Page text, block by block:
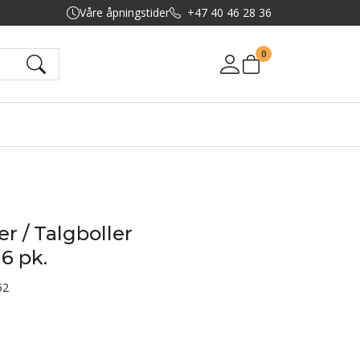
Våre åpningstider +47 40 46 28 36
Mine sider
0
/ Talgboller
pk.